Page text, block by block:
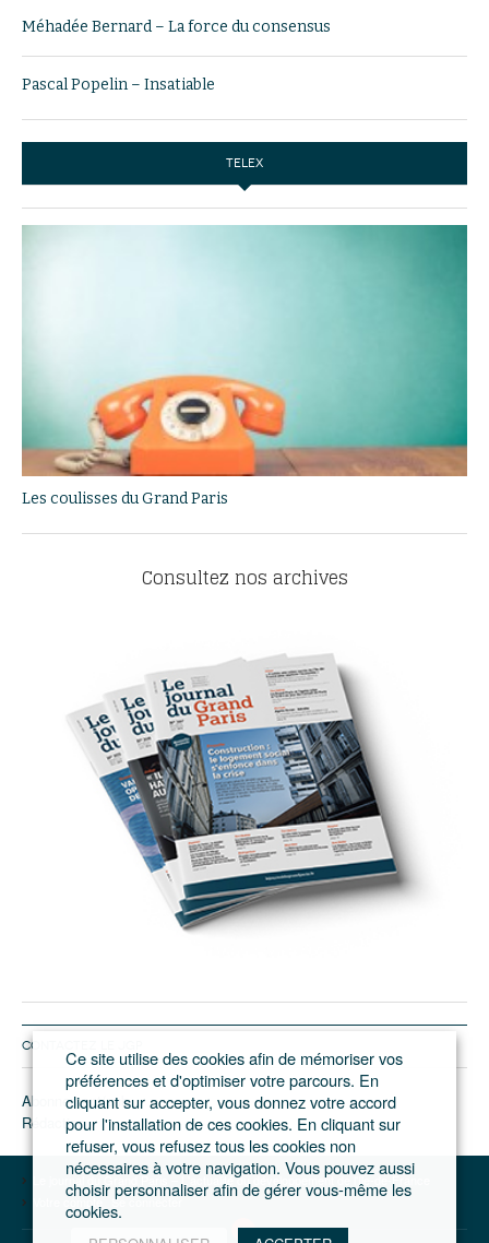
Méhadée Bernard – La force du consensus
Pascal Popelin – Insatiable
TELEX
Les coulisses du Grand Paris
Consultez nos archives
CONTACTEZ LE JGP
Abonnement/pub
Rédaction
Le journal du Grand Paris – L'actualité du développement de l'Ile-de-France
Votre compte
Se connecter
Ce site utilise des cookies afin de mémoriser vos
préférences et d'optimiser votre parcours. En
cliquant sur accepter, vous donnez votre accord
pour l'installation de ces cookies. En cliquant sur
refuser, vous refusez tous les cookies non
nécessaires à votre navigation. Vous pouvez aussi
choisir personnaliser afin de gérer vous-même les
cookies.